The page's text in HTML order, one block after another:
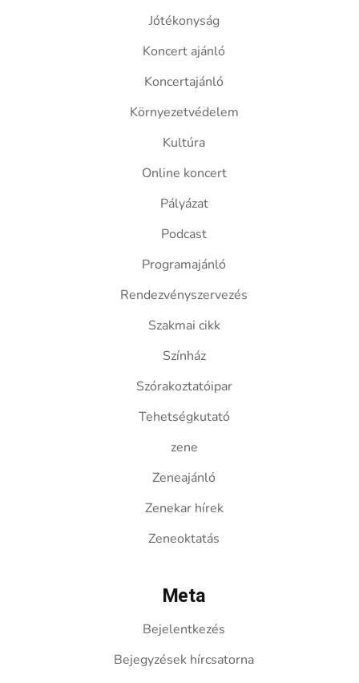
Jótékonyság
Koncert ajánló
Koncertajánló
Környezetvédelem
Kultúra
Online koncert
Pályázat
Podcast
Programajánló
Rendezvényszervezés
Szakmai cikk
Színház
Szórakoztatóipar
Tehetségkutató
zene
Zeneajánló
Zenekar hírek
Zeneoktatás
Meta
Bejelentkezés
Bejegyzések hírcsatorna